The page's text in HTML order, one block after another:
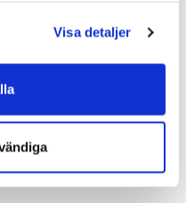
Visa detaljer
gör vi dem
på systemen
iTop gör att både ni och
så tar vi hand om